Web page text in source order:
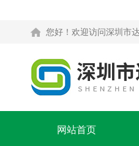
您好！欢迎访问深圳市
网站首页